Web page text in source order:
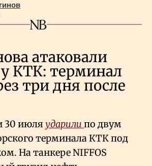
атаковали
КТК: терминал
три дня после
30 июля ударили по двум
терминала КТК под
На танкере NIFFOS